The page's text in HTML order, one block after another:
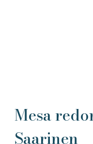
Mesa
Saarinen